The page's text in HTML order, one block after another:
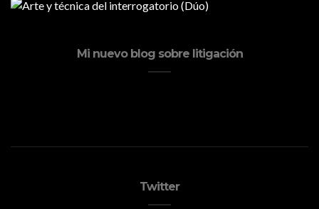
Mi nuevo blog sobre litigación
Twitter